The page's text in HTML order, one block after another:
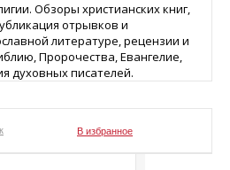
Обзоры христианских книг,
отрывков и
литературе, рецензии и
Пророчества, Евангелие,
духовных писателей.
В избранное